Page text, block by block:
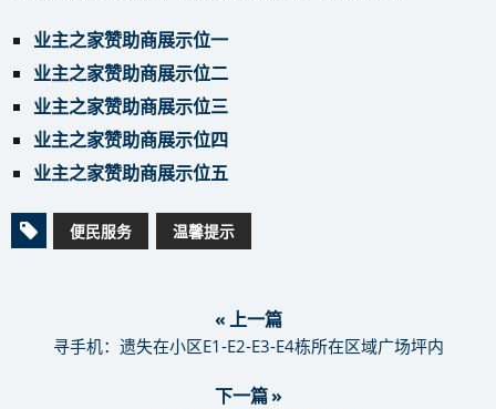
业主之家赞助商展示位一
业主之家赞助商展示位二
业主之家赞助商展示位三
业主之家赞助商展示位四
业主之家赞助商展示位五
便民服务 温馨提示
« 上一篇
寻手机：遗失在小区E1-E2-E3-E4栋所在区域广场坪内
下一篇 »